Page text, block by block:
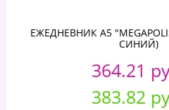
ЕЖЕДНЕВНИК А5
СИНИЙ)
364.21
383.82